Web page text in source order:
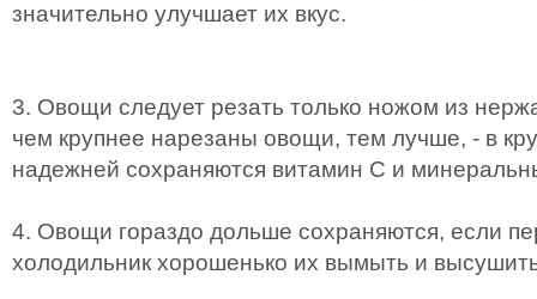
значительно улучшает их вкус.
3. Овощи следует резать только ножом из
чем крупнее нарезаны овощи, тем лучше, - в
надежней сохраняются витамин С и
4. Овощи гораздо дольше сохраняются, если
холодильник хорошенько их вымыть и